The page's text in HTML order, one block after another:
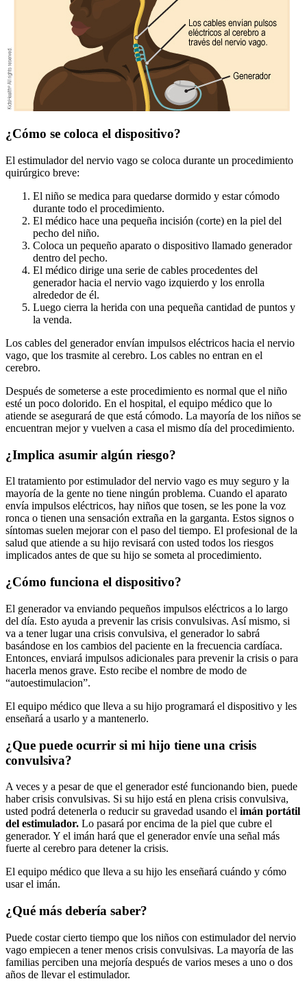
¿Cómo se coloca el dispositivo?
El estimulador del nervio vago se coloca durante un procedimiento
quirúrgico breve:
El niño se medica para quedarse dormido y estar cómodo
durante todo el procedimiento.
El médico hace una pequeña incisión (corte) en la piel del
pecho del niño.
Coloca un pequeño aparato o dispositivo llamado generador
dentro del pecho.
El médico dirige una serie de cables procedentes del
generador hacia el nervio vago izquierdo y los enrolla
alrededor de él.
Luego cierra la herida con una pequeña cantidad de puntos y
la venda.
Los cables del generador envían impulsos eléctricos hacia el nervio
vago, que los trasmite al cerebro. Los cables no entran en el
cerebro.
Después de someterse a este procedimiento es normal que el niño
esté un poco dolorido. En el hospital, el equipo médico que lo
atiende se asegurará de que está cómodo. La mayoría de los niños se
encuentran mejor y vuelven a casa el mismo día del procedimiento.
¿Implica asumir algún riesgo?
El tratamiento por estimulador del nervio vago es muy seguro y la
mayoría de la gente no tiene ningún problema. Cuando el aparato
envía impulsos eléctricos, hay niños que tosen, se les pone la voz
ronca o tienen una sensación extraña en la garganta. Estos signos o
síntomas suelen mejorar con el paso del tiempo. El profesional de la
salud que atiende a su hijo revisará con usted todos los riesgos
implicados antes de que su hijo se someta al procedimiento.
¿Cómo funciona el dispositivo?
El generador va enviando pequeños impulsos eléctricos a lo largo
del día. Esto ayuda a prevenir las crisis convulsivas. Así mismo, si
va a tener lugar una crisis convulsiva, el generador lo sabrá
basándose en los cambios del paciente en la frecuencia cardíaca.
Entonces, enviará impulsos adicionales para prevenir la crisis o para
hacerla menos grave. Esto recibe el nombre de modo de
“autoestimulacion”.
El equipo médico que lleva a su hijo programará el dispositivo y les
enseñará a usarlo y a mantenerlo.
¿Que puede ocurrir si mi hijo tiene una crisis
convulsiva?
A veces y a pesar de que el generador esté funcionando bien, puede
haber crisis convulsivas. Si su hijo está en plena crisis convulsiva,
usted podrá detenerla o reducir su gravedad usando el imán portátil
del estimulador. Lo pasará por encima de la piel que cubre el
generador. Y el imán hará que el generador envíe una señal más
fuerte al cerebro para detener la crisis.
El equipo médico que lleva a su hijo les enseñará cuándo y cómo
usar el imán.
¿Qué más debería saber?
Puede costar cierto tiempo que los niños con estimulador del nervio
vago empiecen a tener menos crisis convulsivas. La mayoría de las
familias perciben una mejoría después de varios meses a uno o dos
años de llevar el estimulador.